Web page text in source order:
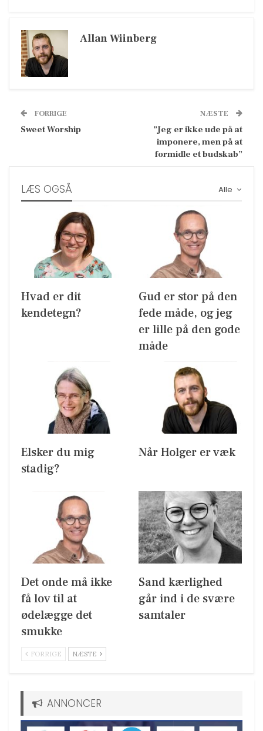
Allan Wiinberg
FORRIGE
Sweet Worship
NÆSTE
”Jeg er ikke ude på at
imponere, men på at
formidle et budskab”
Alle
LÆS OGSÅ
Hvad er dit
kendetegn?
Gud er stor på den
fede måde, og jeg
er lille på den gode
måde
Elsker du mig
stadig?
Når Holger er væk
Det onde må ikke
få lov til at
ødelægge det
smukke
Sand kærlighed
går ind i de svære
samtaler
FORRIGE NÆSTE
ANNONCER